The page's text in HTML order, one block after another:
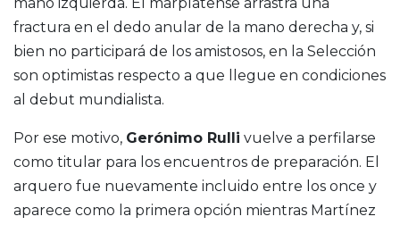
mano izquierda. El marplatense arrastra una
fractura en el dedo anular de la mano derecha y, si
bien no participará de los amistosos, en la Selección
son optimistas respecto a que llegue en condiciones
al debut mundialista.
Por ese motivo, Gerónimo Rulli vuelve a perfilarse
como titular para los encuentros de preparación. El
arquero fue nuevamente incluido entre los once y
aparece como la primera opción mientras Martínez